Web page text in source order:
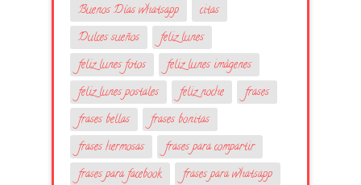
Buenos Días whatsapp
citas
Dulces sueños
feliz lunes
feliz lunes fotos
feliz lunes imágenes
feliz lunes postales
feliz noche
frases
frases bellas
frases bonitas
frases hermosas
frases para compartir
frases para facebook
frases para whatsapp